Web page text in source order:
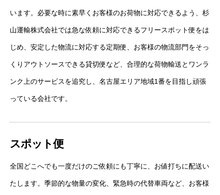
います。必要な時に素早くお客様のお荷物に対応できるよう、杉
山運輸株式会社では急な依頼に対応できるフリースポット便をは
じめ、安定した物流に対応する定期便、お客様の物流部門をそっ
くりアウトソースできる貸切便など、合理的な荷物輸送とワンラ
ンク上のサービスを追究し、名古屋エリア地域1番を目指し頑張
っている会社です。
スポット便
全国どこへでも一度だけのご依頼にも丁寧に、お値打ちに配送い
たします。季節的な物量の変化、緊急時の代替車両など、お客様